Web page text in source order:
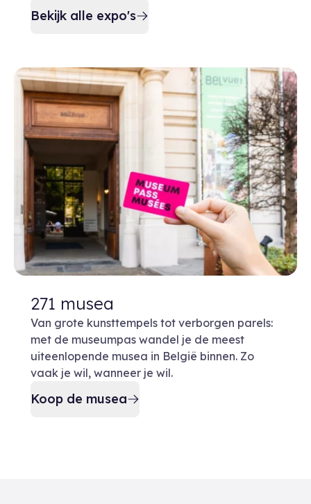
Bekijk alle expo's
271 musea
Van grote kunsttempels tot verborgen parels:
met de museumpas wandel je de meest
uiteenlopende musea in België binnen. Zo
vaak je wil, wanneer je wil.
Koop de musea